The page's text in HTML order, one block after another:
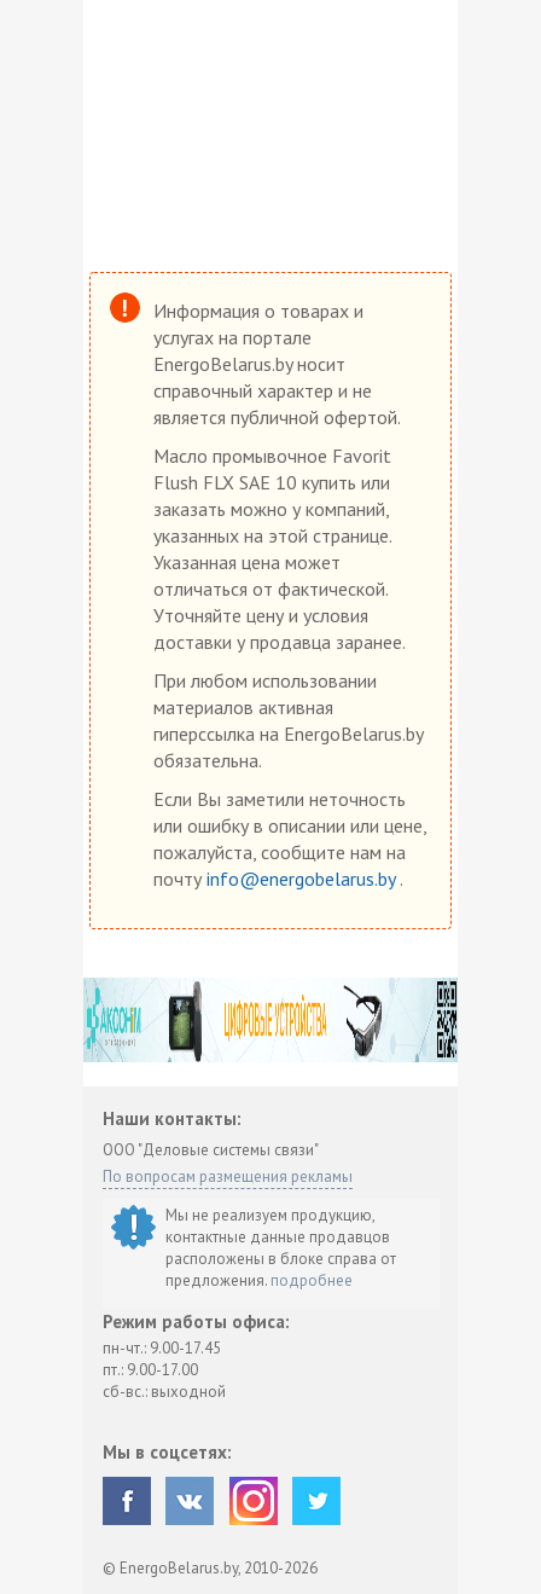
Информация о товарах и
услугах на портале
EnergoBelarus.by носит
справочный характер и не
является публичной офертой.
Масло промывочное Favorit
Flush FLX SAE 10 купить или
заказать можно у компаний,
указанных на этой странице.
Указанная цена может
отличаться от фактической.
Уточняйте цену и условия
доставки у продавца заранее.
При любом использовании
материалов активная
гиперссылка на EnergoBelarus.by
обязательна.
Если Вы заметили неточность
или ошибку в описании или цене,
пожалуйста, сообщите нам на
почту info@energobelarus.by.
Наши контакты:
ООО "Деловые системы связи"
По вопросам размещения рекламы
Мы не реализуем продукцию,
контактные данные продавцов
расположены в блоке справа от
предложения. подробнее
Режим работы офиса:
пн-чт.: 9.00-17.45
пт.: 9.00-17.00
сб-вс.: выходной
Мы в соцсетях:
© EnergoBelarus.by, 2010-2026